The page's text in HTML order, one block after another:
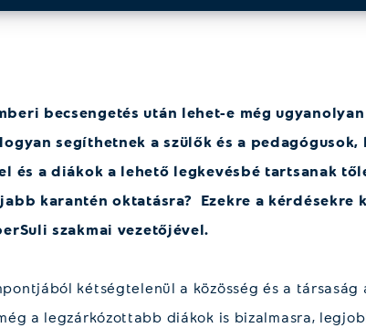
becsengetés után lehet-e még
segíthetnek a szülők és a
és a diákok a lehető legkevésbé tartsanak
karantén oktatásra? Ezekre a kérdésekre
szakmai vezetőjével.
kétségtelenül a közösség és a
a legzárkózottabb diákok is bizalmasra,